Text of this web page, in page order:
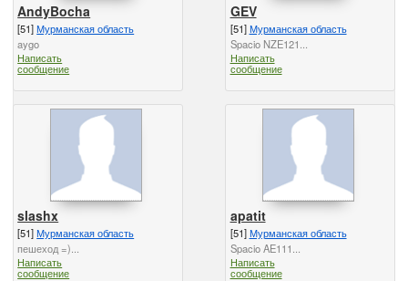
AndyBocha
[51]Мурманская область
aygo
Написать
сообщение
GEV
[51]Мурманская область
Spacio NZE121...
Написать
сообщение
slashx
[51]Мурманская область
пешеход =)...
Написать
сообщение
apatit
[51]Мурманская область
Spacio AE111...
Написать
сообщение